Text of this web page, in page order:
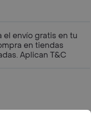
el envío gratis en tu
en tiendas
Aplican T&C